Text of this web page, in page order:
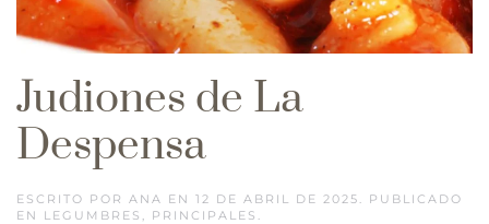
Judiones de La
Despensa
ESCRITO POR ANA EN 12 DE ABRIL DE 2025 . PUBLICADO
EN LEGUMBRES , PRINCIPALES .